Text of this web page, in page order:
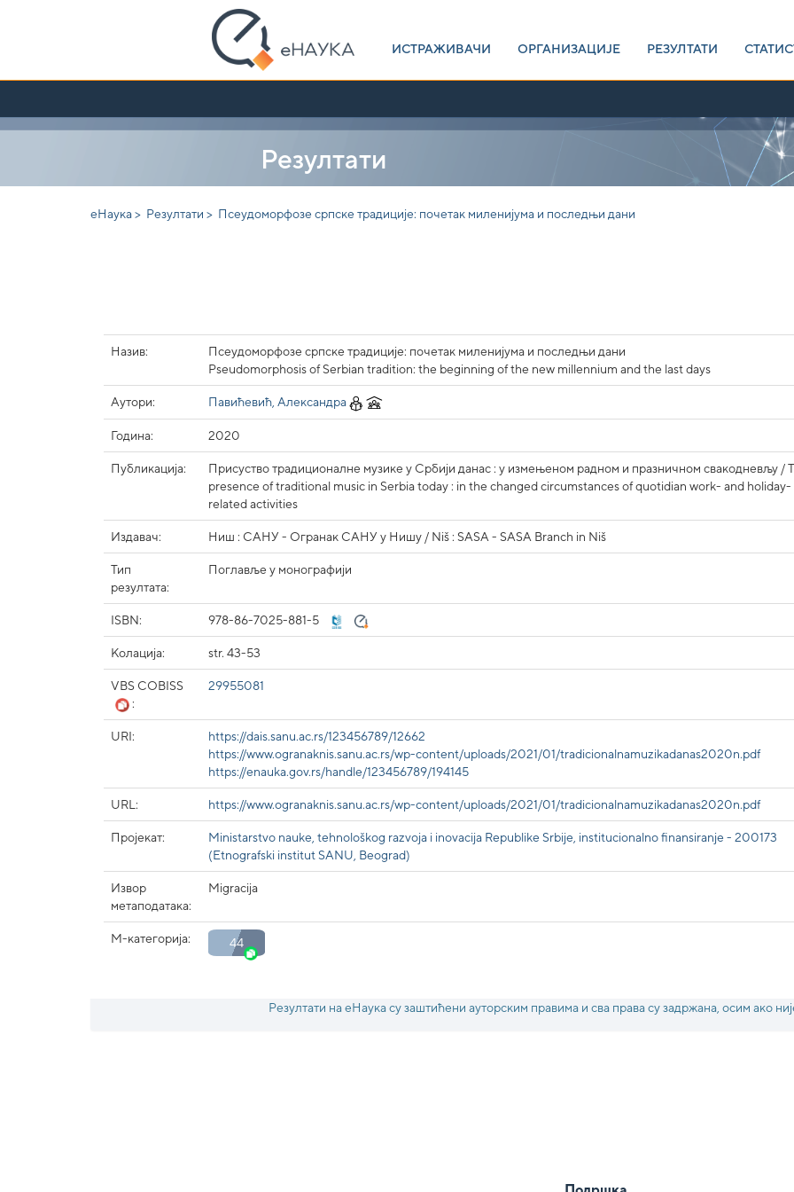
ИСТРАЖИВАЧИ
ОРГАНИЗАЦИЈЕ РЕЗУЛТАТИ
Резултати
еНаука > Резултати > Псеудоморфозе српске традиције: почетак миленијума и последњи дани
Назив:
Псеудоморфозе српске традиције: почетак миленијума и последњи дани
Pseudomorphosis of Serbian tradition: the beginning of the new millennium and the last days
Аутори: Павићевић, Александра
Година: 2020
Публикација:
Присуство традиционалне музике у Србији данас : у измењеном радном и празничном свакодневљу /
presence of traditional music in Serbia today : in the changed circumstances of quotidian work- and holiday-
related activities
Издавач: Ниш : САНУ - Огранак САНУ у Нишу / Niš : SASA - SASA Branch in Niš
Тип
резултата:
Поглавље у монографији
ISBN: 978-86-7025-881-5
Колација: str. 43-53
VBS COBISS
:
29955081
URI:
https://dais.sanu.ac.rs/123456789/12662
https://www.ogranaknis.sanu.ac.rs/wp-content/uploads/2021/01/tradicionalnamuzikadanas2020n.pdf
https://enauka.gov.rs/handle/123456789/194145
URL: https://www.ogranaknis.sanu.ac.rs/wp-content/uploads/2021/01/tradicionalnamuzikadanas2020n.pdf
Пројекат:
Ministarstvo nauke, tehnološkog razvoja i inovacija Republike Srbije, institucionalno finansiranje - 200173
(Etnografski institut SANU, Beograd)
Извор
метаподатака:
Migracija
М-категорија: 44
Резултати на еНаука су заштићени ауторским правима и сва права су задржана, осим ако